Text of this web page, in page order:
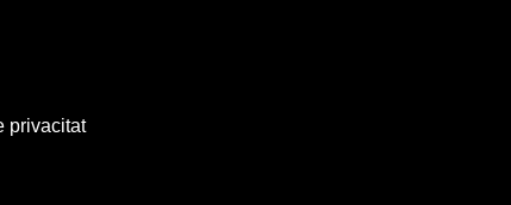
privacitat